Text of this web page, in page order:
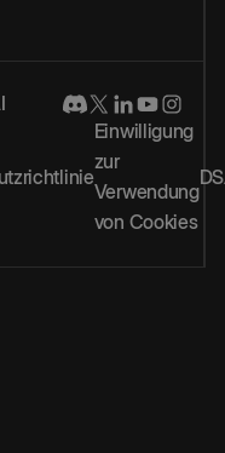
Einwilligung
zur
Verwendung
von Cookies